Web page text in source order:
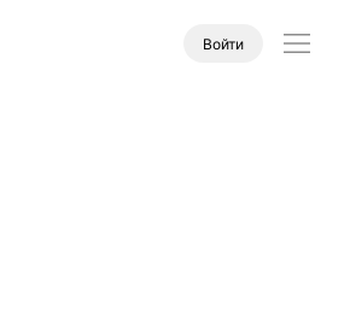
Войти